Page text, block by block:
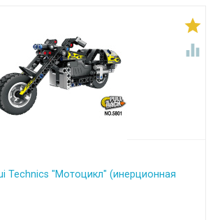


Technics "Мотоцикл" (инерционная